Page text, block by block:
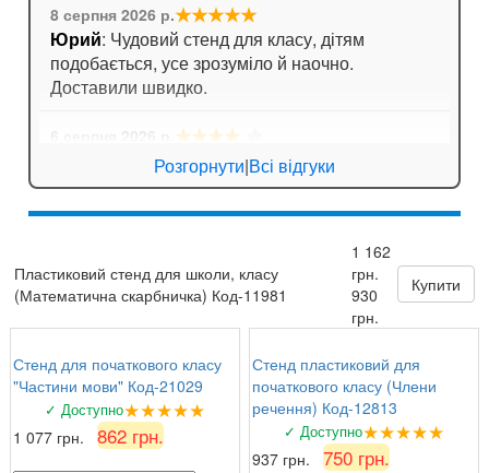
8 серпня 2026 р.★★★★★
Юрий: Чудовий стенд для класу, дітям
подобається, усе зрозуміло й наочно.
Доставили швидко.
★★★★
: Стенд для кабінету хімії дуже яскравий,
вчителі задоволені!
: Замовляли
комплект стендів з техніки безпеки. Все на
найвищому рівні, вчителі та учні задоволені!
Розгорнути|Всі відгуки
Пластиковий стенд для школи, класу
(Математична скарбничка) Код-11981
1 162
грн.
930
грн.
Купити
Стенд для початкового класу
"Частини мови" Код-21029
✓ Доступно★★★★★
1 077 грн. 862 грн.
Стенд пластиковий для
початкового класу (Члени
речення) Код-12813
✓ Доступно★★★★★
937 грн. 750 грн.